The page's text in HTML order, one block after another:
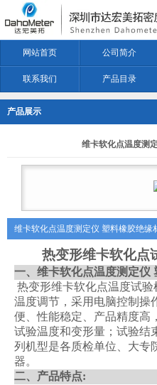
网站首页 公司简介
联系我们 产品目录
产品展示
维卡软化点温度测
维卡软化点温度测定仪 塑料橡胶绝缘
热变形维卡软化点
一、 维卡软化点温度测定仪
热变形维卡软化点温度试
温度调节，采用电脑控制操
便、性能稳定、产品精度高
试验温度和变形量；试验结
列机型是各质检单位、大专
器。
二、产品特点: